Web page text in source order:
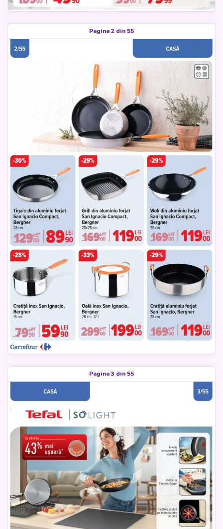
Pagina 2 din 55
Pagina 3 din 55